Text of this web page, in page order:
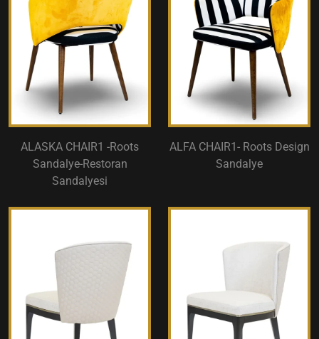
ALASKA CHAIR1 -Roots
Sandalye-Restoran
Sandalyesi
ALFA CHAIR1- Roots Design
Sandalye